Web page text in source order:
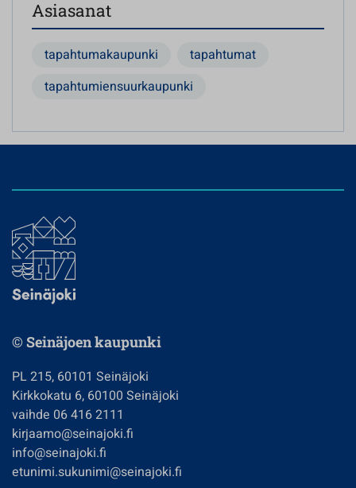
Asiasanat
tapahtumakaupunki
tapahtumat
tapahtumiensuurkaupunki
© Seinäjoen kaupunki
PL 215, 60101 Seinäjoki
Kirkkokatu 6, 60100 Seinäjoki
vaihde 06 416 2111
kirjaamo@seinajoki.fi
info@seinajoki.fi
etunimi.sukunimi@seinajoki.fi